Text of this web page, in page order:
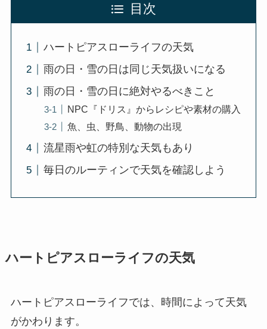
目次
ハートピアスローライフの天気
雨の日・雪の日は同じ天気扱いになる
雨の日・雪の日に絶対やるべきこと
NPC『ドリス』からレシピや素材の購入
魚、虫、野鳥、動物の出現
流星雨や虹の特別な天気もあり
毎日のルーティンで天気を確認しよう
ハートピアスローライフの天気
ハートピアスローライフでは、時間によって天気
がかわります。